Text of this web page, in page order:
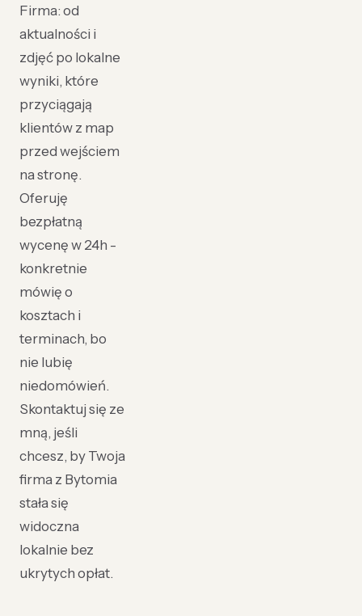
Firma: od
aktualności i
zdjęć po lokalne
wyniki, które
przyciągają
klientów z map
przed wejściem
na stronę.
Oferuję
bezpłatną
wycenę w 24h -
konkretnie
mówię o
kosztach i
terminach, bo
nie lubię
niedomówień.
Skontaktuj się ze
mną, jeśli
chcesz, by Twoja
firma z Bytomia
stała się
widoczna
lokalnie bez
ukrytych opłat.